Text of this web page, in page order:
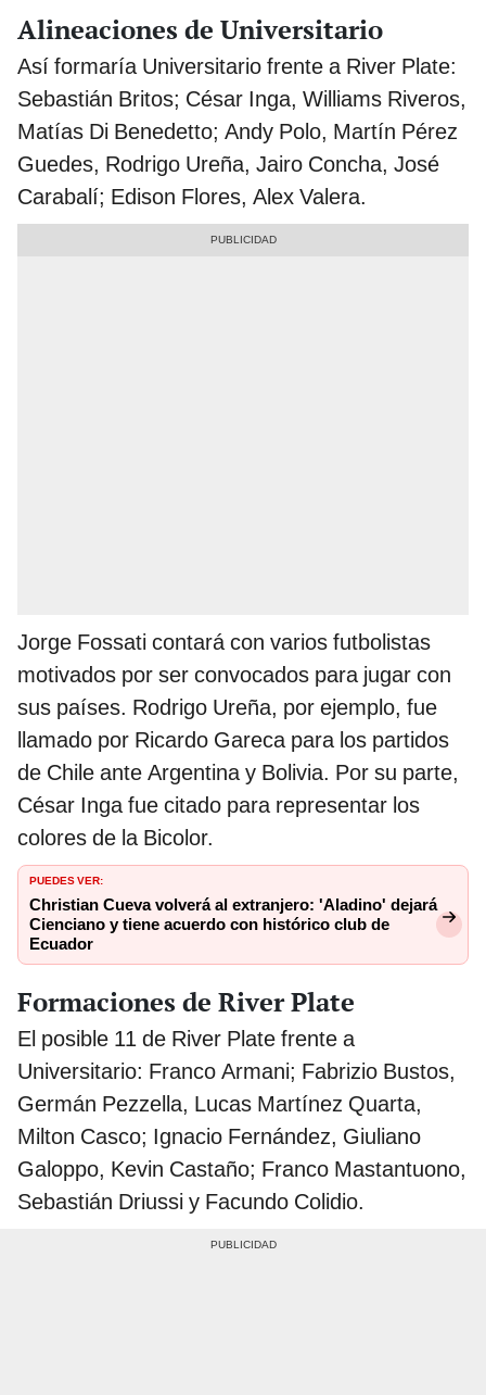
Alineaciones de Universitario
Así formaría Universitario frente a River Plate:
Sebastián Britos; César Inga, Williams Riveros,
Matías Di Benedetto; Andy Polo, Martín Pérez
Guedes, Rodrigo Ureña, Jairo Concha, José
Carabalí; Edison Flores, Alex Valera.
Jorge Fossati contará con varios futbolistas
motivados por ser convocados para jugar con
sus países. Rodrigo Ureña, por ejemplo, fue
llamado por Ricardo Gareca para los partidos
de Chile ante Argentina y Bolivia. Por su parte,
César Inga fue citado para representar los
colores de la Bicolor.
PUEDES VER:
Christian Cueva volverá al extranjero: 'Aladino' dejará
Cienciano y tiene acuerdo con histórico club de
Ecuador
Formaciones de River Plate
El posible 11 de River Plate frente a
Universitario: Franco Armani; Fabrizio Bustos,
Germán Pezzella, Lucas Martínez Quarta,
Milton Casco; Ignacio Fernández, Giuliano
Galoppo, Kevin Castaño; Franco Mastantuono,
Sebastián Driussi y Facundo Colidio.